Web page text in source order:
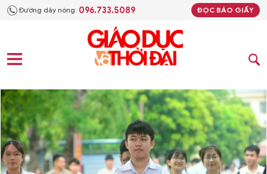
Đường dây nóng: 096.733.5089 ĐỌC BÁO GIẤY